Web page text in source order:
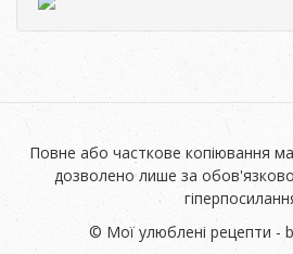
Повне або часткове копіювання
дозволено лише за
© Мої улюблені рецепти -